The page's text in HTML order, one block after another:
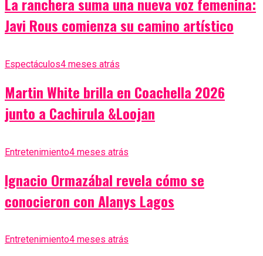
Javi Rous comienza su camino artístico
Espectáculos4 meses atrás
Martin White brilla en Coachella 2026
junto a Cachirula &Loojan
Entretenimiento4 meses atrás
Ignacio Ormazábal revela cómo se
conocieron con Alanys Lagos
Entretenimiento4 meses atrás